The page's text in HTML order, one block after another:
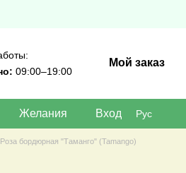
09:00–19:00
Мой заказ
Желания Вход Рус
Роза бордюрная "Таманго" (Tamango)